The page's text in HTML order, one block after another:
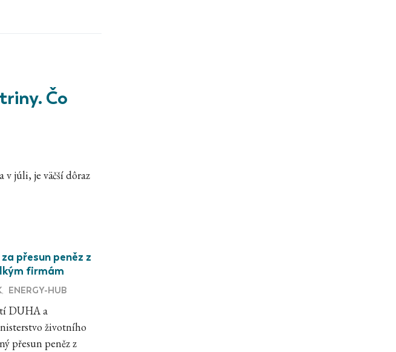
Čo
júli, je väčší dôraz
přesun peněz z
firmám
, ENERGY-HUB
DUHA a
životního
přesun peněz z